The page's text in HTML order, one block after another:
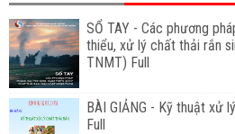
SỔ TAY - Các phương
thiểu, xử lý chất thải rắn
TNMT) Full
BÀI GIẢNG - Kỹ thuật xử
Full